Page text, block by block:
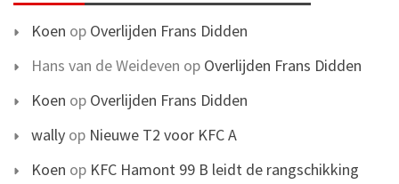
Koen op Overlijden Frans Didden
Hans van de Weideven op Overlijden Frans Didden
Koen op Overlijden Frans Didden
wally op Nieuwe T2 voor KFC A
Koen op KFC Hamont 99 B leidt de rangschikking